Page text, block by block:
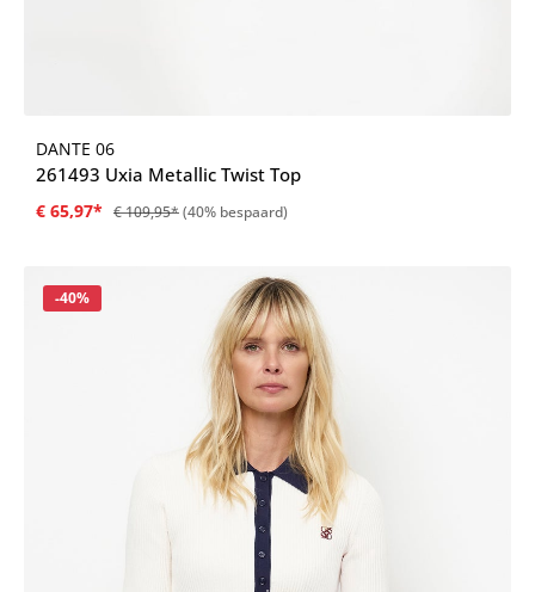
DANTE 06
261493 Uxia Metallic Twist Top
€ 65,97* € 109,95*(40% bespaard)
Korting
-40%